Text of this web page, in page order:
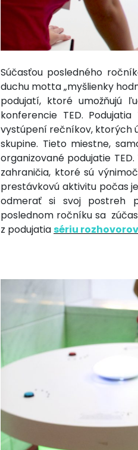
Súčasťou posledného
duchu motta „myšlienky
podujatí, ktoré umožňujú
konferencie TED.
vystúpení rečníkov, ktorých
skupine. Tieto miestne,
organizované podujatie
zahraničia, ktoré sú
prestávkovú aktivitu počas
odmerať si svoj postreh
poslednom ročníku sa
z podujatiasériu rozhovorov